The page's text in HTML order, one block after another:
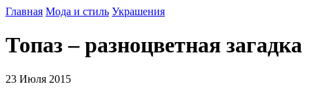
Главная Мода и стиль Украшения
Топаз – разноцветная загадка
23 Июля 2015